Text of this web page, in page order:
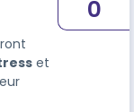
et
0